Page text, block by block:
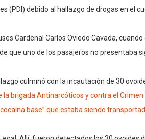
(PDI) debido al hallazgo de drogas en el
Cardenal Carlos Oviedo Cavada, cuando
que uno de los pasajeros no presentaba
culminó con la incautación de 30
brigada Antinarcóticos y contra el Crimen
base” que estaba siendo